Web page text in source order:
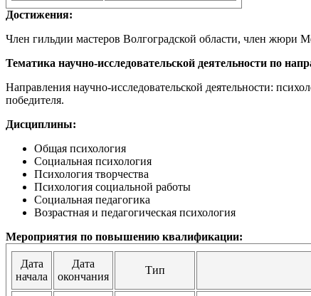
Достижения:
Член гильдии мастеров Волгоградской области, член жюри
Тематика научно-исследовательской деятельности по
Направления научно-исследовательской деятельности:
победителя.
Дисциплины:
Общая психология
Социальная психология
Психология творчества
Психология социальной работы
Социальная педагогика
Возрастная и педагогическая психология
Мероприятия по повышению квалификации:
Дата
начала
Дата
окончания
Тип